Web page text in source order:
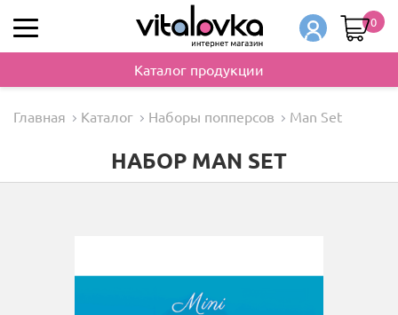
0
Каталог продукции
Главная Каталог Наборы попперсов Man Set
НАБОР MAN SET